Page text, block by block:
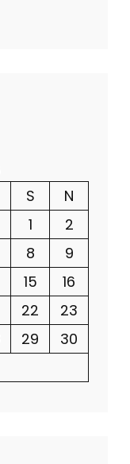
S
N
1
2
8
9
15
16
22
23
29
30